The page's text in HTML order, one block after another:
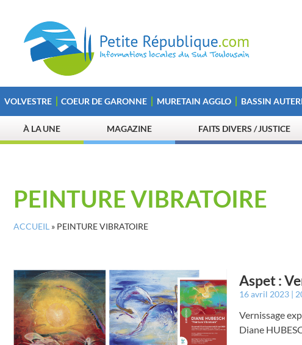
VOLVESTRE COEUR DE GARONNE MURETAIN AGGLO BASSIN
À LA UNE MAGAZINE FAITS DIVERS / JUSTICE
PEINTURE VIBRATOIRE
ACCUEIL » PEINTURE VIBRATOIRE
Aspet :
16 avril 2023
Vernissage
Diane